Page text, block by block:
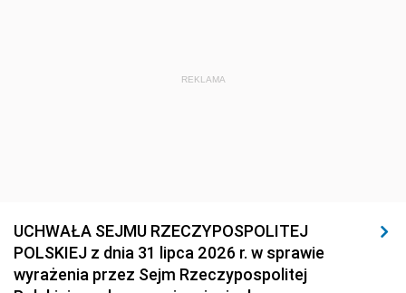
REKLAMA
UCHWAŁA SEJMU RZECZYPOSPOLITEJ
POLSKIEJ z dnia 31 lipca 2026 r. w sprawie
wyrażenia przez Sejm Rzeczypospolitej